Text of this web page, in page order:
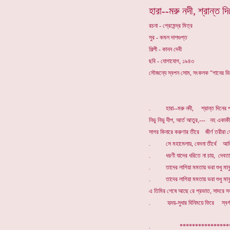
হারা--মরু নদী, শ্রান্ত
রচনা - প্রেমেন্দ্র মিত্র
সুর - কমল দাশগুপ্ত
শিল্পী - কানন দেবী
ছবি - যোগাযোগ, ১৯৪৩
সৌজন্যে স্বপন সোম, সংকলক “গানের
. হারা--মরু নদী, শ্রান্ত দিনের
নিভু নিভু দীপ, আর্ত আতুর,--- নহ
সাগর কিনারে করুণার তীরে জীর্ণ তরীরা
. সে মহামেলায়, বেদনা তীর্থে
. ধরণী যাদের ধরিতে না চায়, দেবতা
. তাদের লাগিয়া মমতায় ভরা শুধু
. তাদের লাগিয়া মমতায় ভরা শুধু
এ তিমির শেষে আছে রে প্রভাত, সাদরে
. হৃদয়-সুধার বিনিময়ে ফিরে স্বর্গ
.